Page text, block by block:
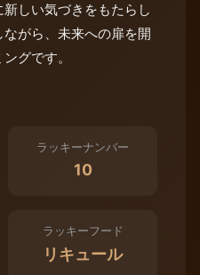
しい気づきをもたらし
がら、未来への扉を開
グです。
ラッキーナンバー
10
ラッキーフード
リキュール